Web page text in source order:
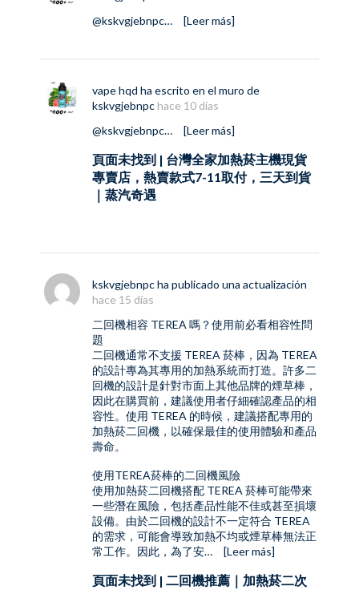
@kskvgjebnpc… [Leer más]
vape hqd ha escrito en el muro de
kskvgjebnpc hace 10 días
@kskvgjebnpc… [Leer más]
頁面未找到 | 台灣全家加熱菸主機現貨
專賣店，熱賣款式7-11取付，三天到貨
｜蒸汽奇遇
kskvgjebnpcha publicado una actualización
hace 15 días
二回機相容 TEREA 嗎？使用前必看相容性問
題
二回機通常不支援 TEREA 菸棒，因為 TEREA
的設計專為其專用的加熱系統而打造。許多二
回機的設計是針對市面上其他品牌的煙草棒，
因此在購買前，建議使用者仔細確認產品的相
容性。使用 TEREA 的時候，建議搭配專用的
加熱菸二回機，以確保最佳的使用體驗和產品
壽命。
使用TEREA菸棒的二回機風險
使用加熱菸二回機搭配 TEREA 菸棒可能帶來
一些潛在風險，包括產品性能不佳或甚至損壞
設備。由於二回機的設計不一定符合 TEREA
的需求，可能會導致加熱不均或煙草棒無法正
常工作。因此，為了安…
[Leer más]
頁面未找到 | 二回機推薦｜加熱菸二次